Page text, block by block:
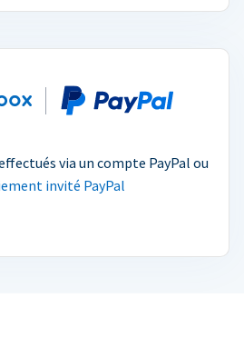
via un compte PayPal ou
invité PayPal